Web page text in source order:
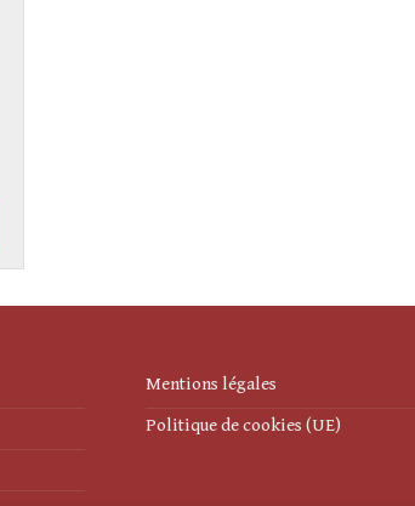
Mentions légales
Politique de cookies (UE)